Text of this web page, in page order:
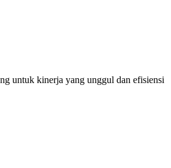
untuk kinerja yang unggul dan efisiensi